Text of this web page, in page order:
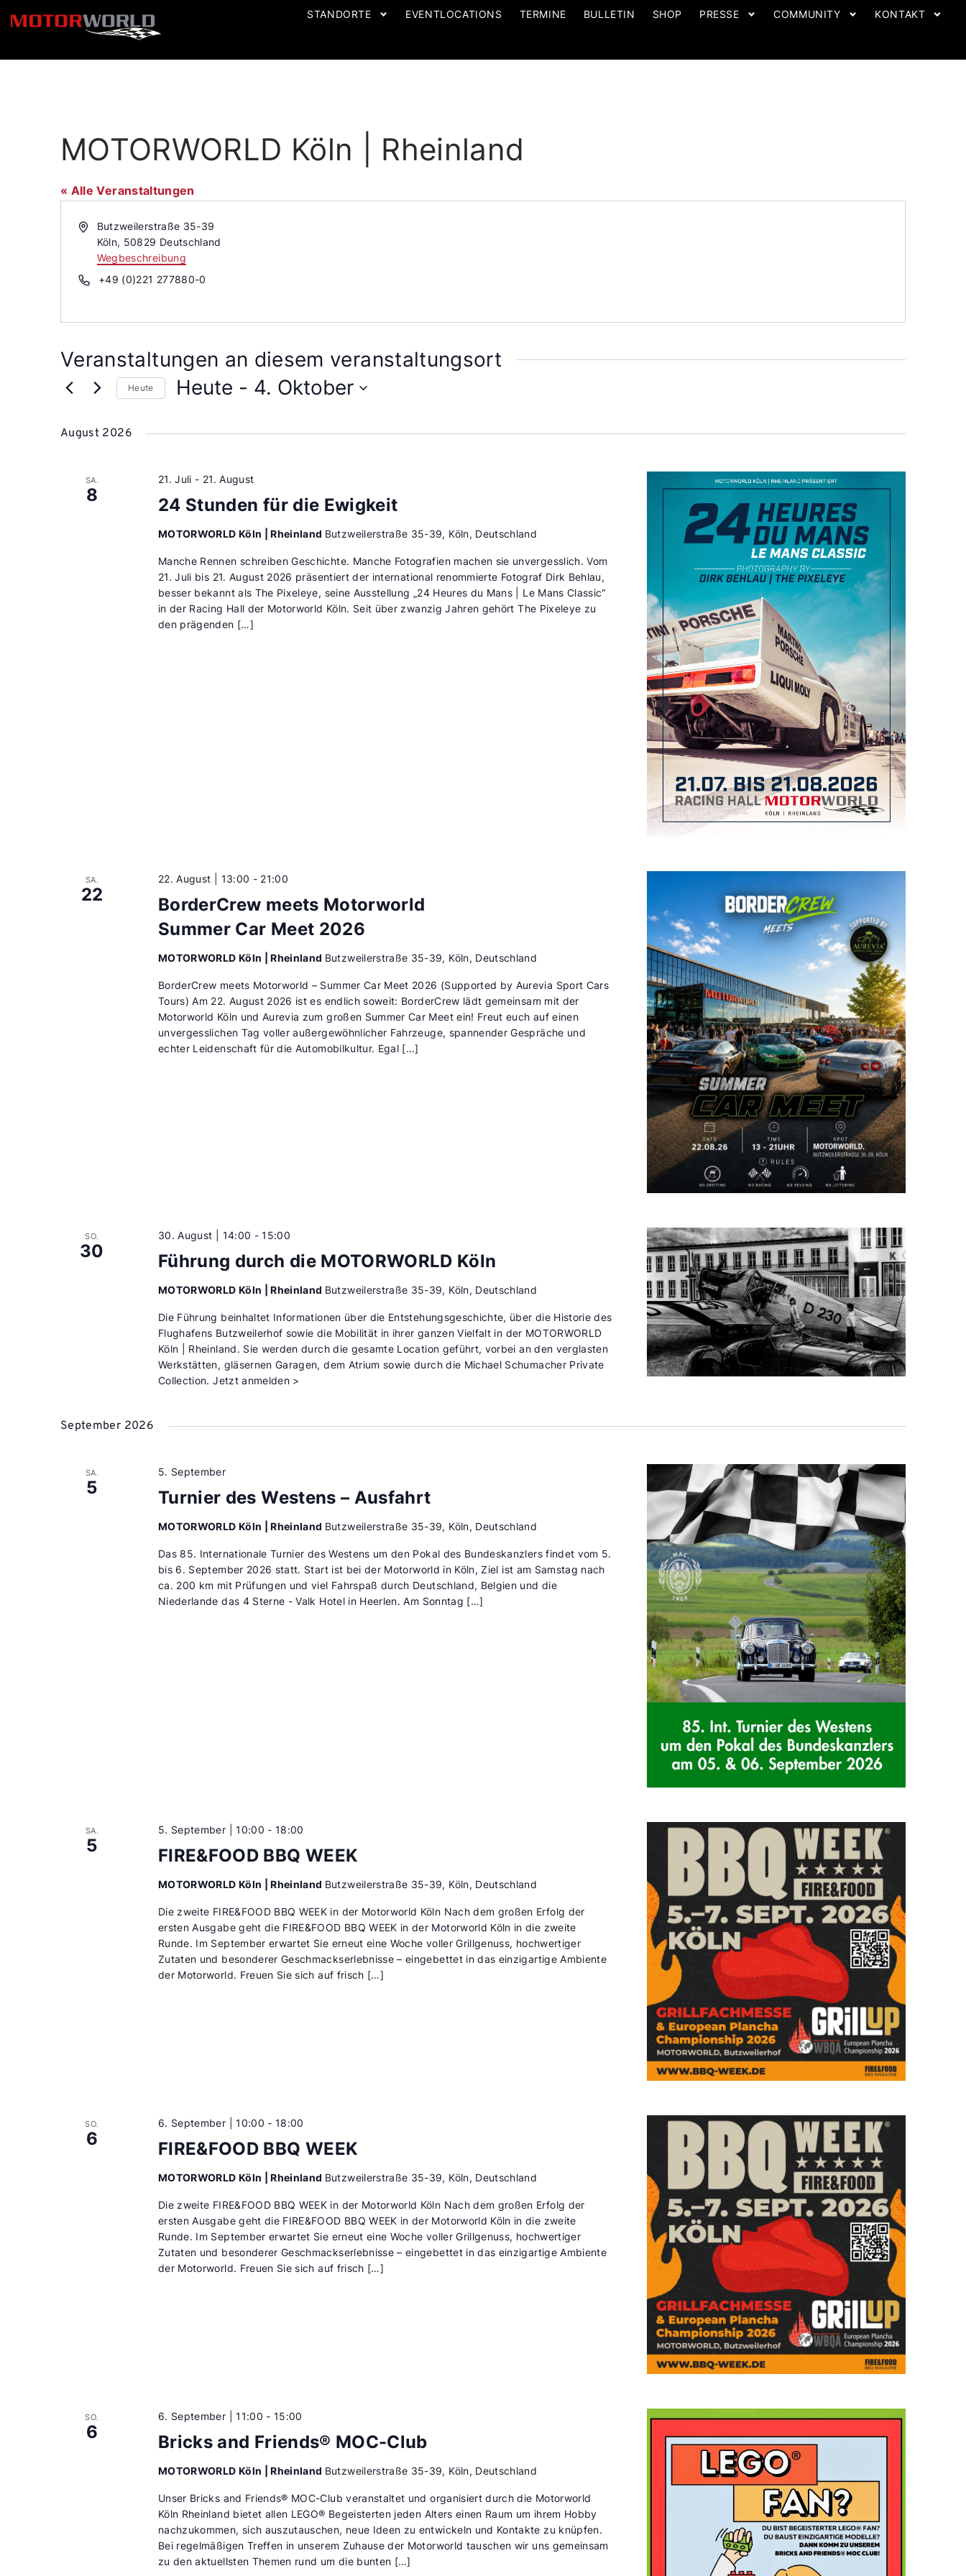
STANDORTE EVENTLOCATIONS TERMINE BULLETIN SHOP PRESSE COMMUNITY KONTAKT
MOTORWORLD Köln | Rheinland
« Alle Veranstaltungen
AdresseButzweilerstraße 35-39
Köln, 50829 Deutschland
Wegbeschreibung
Telefon+49 (0)221 277880-0
Veranstaltungen an diesem veranstaltungsort
Heute Heute - 4. Oktober
August 2026
SA.
8 24 Stunden für die Ewigkeit
21. Juli - 21. August
MOTORWORLD Köln | Rheinland Butzweilerstraße 35-39, Köln, Deutschland
Manche Rennen schreiben Geschichte. Manche Fotografien machen sie unvergesslich. Vom
21. Juli bis 21. August 2026 präsentiert der international renommierte Fotograf Dirk Behlau,
besser bekannt als The Pixeleye, seine Ausstellung „24 Heures du Mans | Le Mans Classic“
in der Racing Hall der Motorworld Köln. Seit über zwanzig Jahren gehört The Pixeleye zu
den prägenden […]
SA.
22
BorderCrew meets Motorworld
Summer Car Meet 2026
22. August | 13:00 - 21:00
MOTORWORLD Köln | Rheinland Butzweilerstraße 35-39, Köln, Deutschland
BorderCrew meets Motorworld – Summer Car Meet 2026 (Supported by Aurevia Sport Cars
Tours) Am 22. August 2026 ist es endlich soweit: BorderCrew lädt gemeinsam mit der
Motorworld Köln und Aurevia zum großen Summer Car Meet ein! Freut euch auf einen
unvergesslichen Tag voller außergewöhnlicher Fahrzeuge, spannender Gespräche und
echter Leidenschaft für die Automobilkultur. Egal […]
SO.
30 Führung durch die MOTORWORLD Köln
30. August | 14:00 - 15:00
MOTORWORLD Köln | Rheinland Butzweilerstraße 35-39, Köln, Deutschland
Die Führung beinhaltet Informationen über die Entstehungsgeschichte, über die Historie des
Flughafens Butzweilerhof sowie die Mobilität in ihrer ganzen Vielfalt in der MOTORWORLD
Köln | Rheinland. Sie werden durch die gesamte Location geführt, vorbei an den verglasten
Werkstätten, gläsernen Garagen, dem Atrium sowie durch die Michael Schumacher Private
Collection. Jetzt anmelden >
September 2026
SA.
5 Turnier des Westens – Ausfahrt
5. September
MOTORWORLD Köln | Rheinland Butzweilerstraße 35-39, Köln, Deutschland
Das 85. Internationale Turnier des Westens um den Pokal des Bundeskanzlers findet vom 5.
bis 6. September 2026 statt. Start ist bei der Motorworld in Köln, Ziel ist am Samstag nach
ca. 200 km mit Prüfungen und viel Fahrspaß durch Deutschland, Belgien und die
Niederlande das 4 Sterne - Valk Hotel in Heerlen. Am Sonntag […]
SA.
5 FIRE&FOOD BBQ WEEK
5. September | 10:00 - 18:00
MOTORWORLD Köln | Rheinland Butzweilerstraße 35-39, Köln, Deutschland
Die zweite FIRE&FOOD BBQ WEEK in der Motorworld Köln Nach dem großen Erfolg der
ersten Ausgabe geht die FIRE&FOOD BBQ WEEK in der Motorworld Köln in die zweite
Runde. Im September erwartet Sie erneut eine Woche voller Grillgenuss, hochwertiger
Zutaten und besonderer Geschmackserlebnisse – eingebettet in das einzigartige Ambiente
der Motorworld. Freuen Sie sich auf frisch […]
SO.
6 FIRE&FOOD BBQ WEEK
6. September | 10:00 - 18:00
MOTORWORLD Köln | Rheinland Butzweilerstraße 35-39, Köln, Deutschland
Die zweite FIRE&FOOD BBQ WEEK in der Motorworld Köln Nach dem großen Erfolg der
ersten Ausgabe geht die FIRE&FOOD BBQ WEEK in der Motorworld Köln in die zweite
Runde. Im September erwartet Sie erneut eine Woche voller Grillgenuss, hochwertiger
Zutaten und besonderer Geschmackserlebnisse – eingebettet in das einzigartige Ambiente
der Motorworld. Freuen Sie sich auf frisch […]
SO.
6 Bricks and Friends® MOC-Club
6. September | 11:00 - 15:00
MOTORWORLD Köln | Rheinland Butzweilerstraße 35-39, Köln, Deutschland
Unser Bricks and Friends® MOC-Club veranstaltet und organisiert durch die Motorworld
Köln Rheinland bietet allen LEGO® Begeisterten jeden Alters einen Raum um ihrem Hobby
nachzukommen, sich auszutauschen, neue Ideen zu entwickeln und Kontakte zu knüpfen.
Bei regelmäßigen Treffen in unserem Zuhause der Motorworld tauschen wir uns gemeinsam
zu den aktuellsten Themen rund um die bunten […]